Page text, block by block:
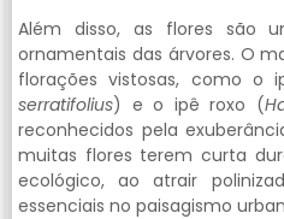
Além disso, as flores são
ornamentais das árvores. O
florações vistosas, como o
serratifolius) e o ipê roxo (
reconhecidos pela
muitas flores terem curta
ecológico, ao atrair
essenciais no paisagismo